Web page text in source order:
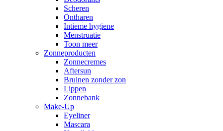
Scheren
Ontharen
Intieme hygiene
Menstruatie
Toon meer
Zonneproducten
Zonnecremes
Aftersun
Bruinen zonder zon
Lippen
Zonnebank
Make-Up
Eyeliner
Mascara